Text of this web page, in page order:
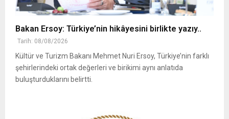
Bakan Ersoy: Türkiye’nin hikâyesini birlikte yazıy..
Tarih: 08/08/2026
Kültür ve Turizm Bakanı Mehmet Nuri Ersoy, Türkiye’nin farklı
şehirlerindeki ortak değerleri ve birikimi aynı anlatıda
buluşturduklarını belirtti.